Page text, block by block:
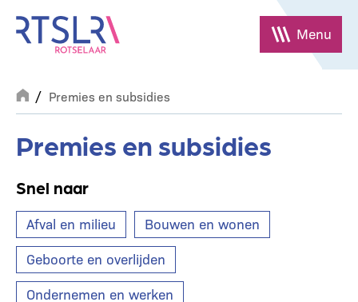
naar
inhoud
gaan
Menu
Breadcrumb
Premies en subsidies
Premies en subsidies
Snel naar
Afval en milieu
Bouwen en wonen
Geboorte en overlijden
Ondernemen en werken